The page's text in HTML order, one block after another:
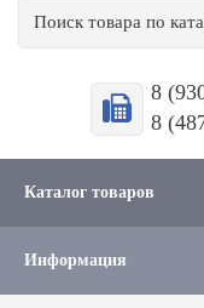
8
8
Каталог товаров
Информация